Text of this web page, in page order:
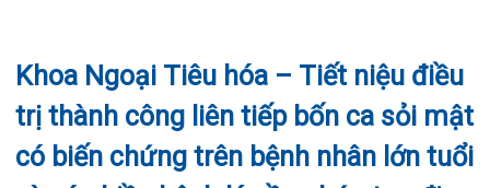
Lịch khám bác sĩ Hà Nội
Văn bản pháp quy
Chạy thận nhân tạo
Lấy mẫu xét nghiệm tại nhà
Phục vụ đồ ăn
Khoa Chẩn đoán hình ảnh – Thăm dò chức
Khoa Răng Hàm Mặt
Khách hàng
Lịch khám
Hòm thư góp ý
Tin tức
Tin mới
Dược lâm sàng
có biến chứng trên bệnh nhân lớn tuổi
và có nhiều bệnh lý nền phức tạp đi
kèm